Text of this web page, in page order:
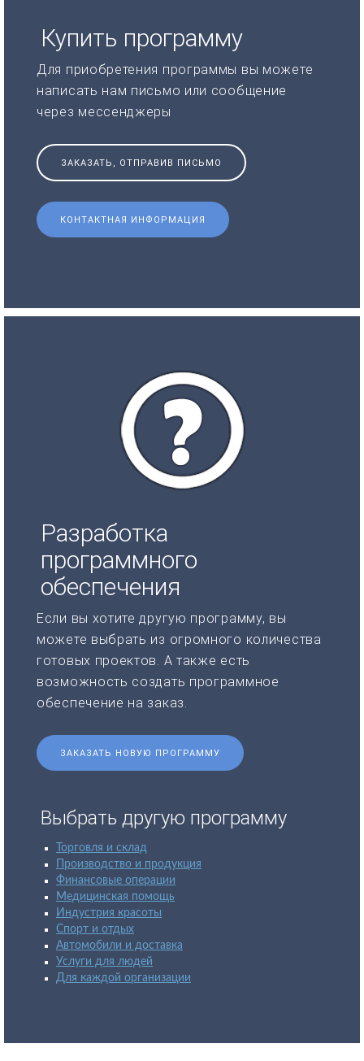
Купить программу
Для приобретения программы вы можете
написать нам письмо или сообщение
через мессенджеры
ЗАКАЗАТЬ, ОТПРАВИВ ПИСЬМО
КОНТАКТНАЯ ИНФОРМАЦИЯ
Разработка
программного
обеспечения
Если вы хотите другую программу, вы
можете выбрать из огромного количества
готовых проектов. А также есть
возможность создать программное
обеспечение на заказ.
ЗАКАЗАТЬ НОВУЮ ПРОГРАММУ
Выбрать другую программу
Торговля и склад
Производство и продукция
Финансовые операции
Медицинская помощь
Индустрия красоты
Спорт и отдых
Автомобили и доставка
Услуги для людей
Для каждой организации